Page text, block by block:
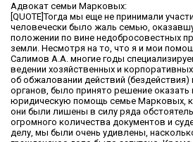
Адвокат семьи Марковых:
[QUOTE]Тогда мы еще не принимали
человечески было жаль семью,
положении по вине недобросовестных
земли. Несмотря на то, что я и мои
Салимов А.А. многие годы
ведении хозяйственных и
об обжаловании действий (бездействия)
органов, было принято решение
юридическую помощь семье Марковых,
они были лишены в силу ряда
огромного количества документов и
делу, мы были очень удивлены,